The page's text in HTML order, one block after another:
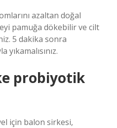
azaltan doğal
pamuğa dökebilir ve cilt
5 dakika sonra
yıkamalısınız.
probiyotik
için balon sirkesi,